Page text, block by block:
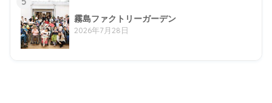
霧島ファクトリーガーデン
2026年7月28日